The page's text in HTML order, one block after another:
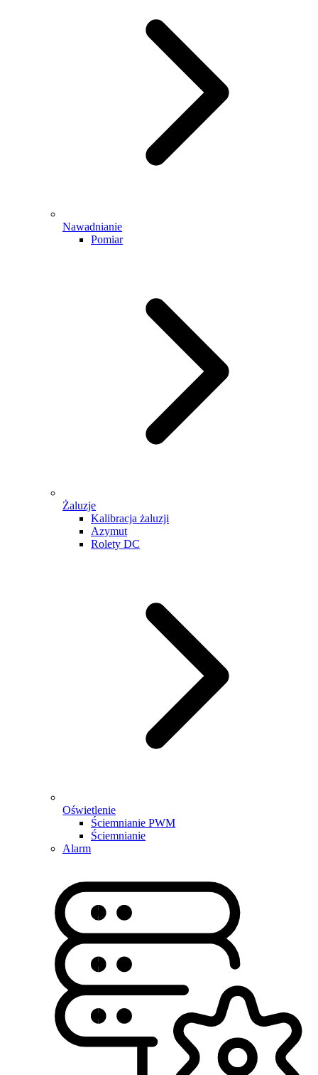
Nawadnianie
Pomiar
Żaluzje
Kalibracja żaluzji
Azymut
Rolety DC
Oświetlenie
Ściemnianie PWM
Ściemnianie
Alarm